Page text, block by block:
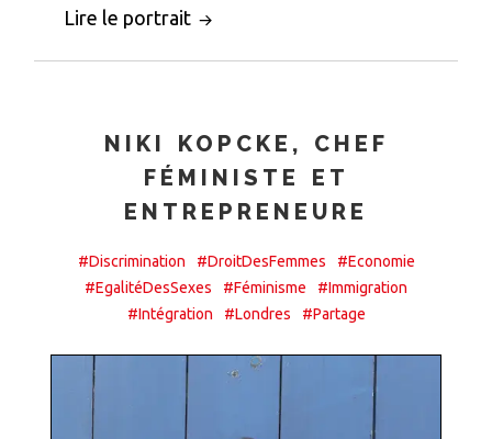
Lire le portrait
NIKI KOPCKE, CHEF
FÉMINISTE ET
ENTREPRENEURE
#Discrimination #DroitDesFemmes
#Economie
#EgalitéDesSexes
#Féminisme
#Immigration
#Intégration
#Londres #Partage